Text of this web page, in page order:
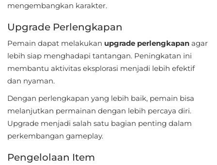
Libraries
Demo
Maps
&
Navigation
mengembangkan karakter.
Upgrade Perlengkapan
Pemain dapat melakukan upgrade perlengkapan agar
lebih siap menghadapi tantangan. Peningkatan ini
membantu aktivitas eksplorasi menjadi lebih efektif
dan nyaman.
Dengan perlengkapan yang lebih baik, pemain bisa
melanjutkan permainan dengan lebih percaya diri.
Upgrade menjadi salah satu bagian penting dalam
perkembangan gameplay.
Pengelolaan Item